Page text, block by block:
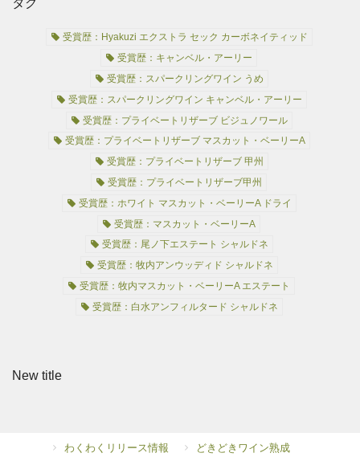
受賞歴：Hyakuzi エクストラ セック カーボネイティッド
受賞歴：キャンベル・アーリー
受賞歴：スパークリングワイン うめ
受賞歴：スパークリングワイン キャンベル・アーリー
受賞歴：プライベートリザーブ ビジュノワール
受賞歴：プライベートリザーブ マスカット・ベーリーA
受賞歴：プライベートリザーブ 甲州
受賞歴：プライベートリザーブ甲州
受賞歴：ホワイト マスカット・ベーリーA ドライ
受賞歴：マスカット・ベーリーA
受賞歴：尾ノ下エステート シャルドネ
受賞歴：牧内アンウッディド シャルドネ
受賞歴：牧内マスカット・ベーリーA エステート
受賞歴：白水アンフィルタード シャルドネ
New title
わくわくリリース情報
どきどきワイン熟成